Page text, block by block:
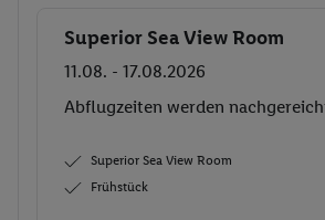
Buchen
Superior Sea View Room
11.08. - 17.08.2026
Abflugzeiten werden
Superior Sea View Room
Frühstück